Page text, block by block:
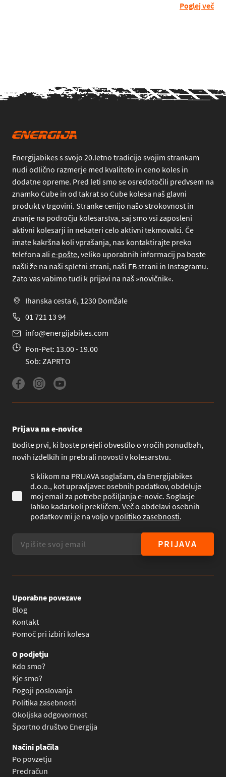
Poglej več
Energijabikes s svojo 20.letno tradicijo svojim strankam
nudi odlično razmerje med kvaliteto in ceno koles in
dodatne opreme. Pred leti smo se osredotočili predvsem na
znamko Cube in od takrat so Cube kolesa naš glavni
produkt v trgovini. Stranke cenijo našo strokovnost in
znanje na področju kolesarstva, saj smo vsi zaposleni
aktivni kolesarji in nekateri celo aktivni tekmovalci. Če
imate kakršna koli vprašanja, nas kontaktirajte preko
telefona ali e-pošte, veliko uporabnih informacij pa boste
našli že na naši spletni strani, naši FB strani in Instagramu.
Zato vas vabimo tudi k prijavi na naš »novičnik«.
Ihanska cesta 6, 1230 Domžale
01 721 13 94
info@energijabikes.com
Pon-Pet: 13.00 - 19.00
Sob: ZAPRTO
Prijava na e-novice
Bodite prvi, ki boste prejeli obvestilo o vročih ponudbah,
novih izdelkih in prebrali novosti v kolesarstvu.
S klikom na PRIJAVA soglašam, da Energijabikes
d.o.o., kot upravljavec osebnih podatkov, obdeluje
moj email za potrebe pošiljanja e-novic. Soglasje
lahko kadarkoli prekličem. Več o obdelavi osebnih
podatkov mi je na voljo vpolitiko zasebnosti.
PRIJAVA
Uporabne povezave
Blog
Kontakt
Pomoč pri izbiri kolesa
O podjetju
Kdo smo?
Kje smo?
Pogoji poslovanja
Politika zasebnosti
Okoljska odgovornost
Športno društvo Energija
Načini plačila
Po povzetju
Predračun